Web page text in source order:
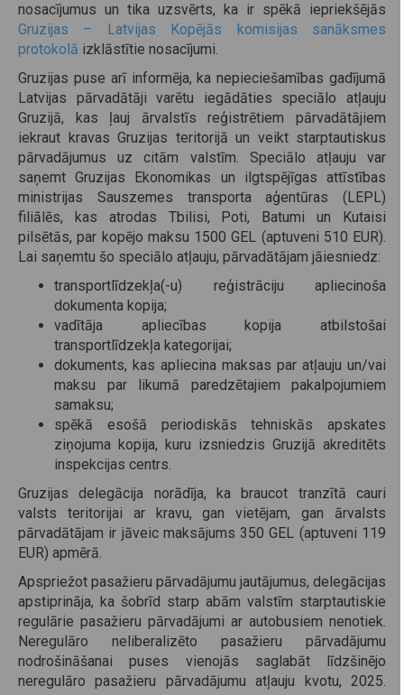
nosacījumus un tika uzsvērts, ka ir spēkā iepriekšējās
Gruzijas – Latvijas Kopējās komisijas sanāksmes
protokolā izklāstītie nosacījumi.
Gruzijas puse arī informēja, ka nepieciešamības gadījumā
Latvijas pārvadātāji varētu iegādāties speciālo atļauju
Gruzijā, kas ļauj ārvalstīs reģistrētiem pārvadātājiem
iekraut kravas Gruzijas teritorijā un veikt starptautiskus
pārvadājumus uz citām valstīm. Speciālo atļauju var
saņemt Gruzijas Ekonomikas un ilgtspējīgas attīstības
ministrijas Sauszemes transporta aģentūras (LEPL)
filiālēs, kas atrodas Tbilisi, Poti, Batumi un Kutaisi
pilsētās, par kopējo maksu 1500 GEL (aptuveni 510 EUR).
Lai saņemtu šo speciālo atļauju, pārvadātājam jāiesniedz:
transportlīdzekļa(-u) reģistrāciju apliecinoša
dokumenta kopija;
vadītāja apliecības kopija atbilstošai
transportlīdzekļa kategorijai;
dokuments, kas apliecina maksas par atļauju un/vai
maksu par likumā paredzētajiem pakalpojumiem
samaksu;
spēkā esošā periodiskās tehniskās apskates
ziņojuma kopija, kuru izsniedzis Gruzijā akreditēts
inspekcijas centrs.
Gruzijas delegācija norādīja, ka braucot tranzītā cauri
valsts teritorijai ar kravu, gan vietējam, gan ārvalsts
pārvadātājam ir jāveic maksājums 350 GEL (aptuveni 119
EUR) apmērā.
Apspriežot pasažieru pārvadājumu jautājumus, delegācijas
apstiprināja, ka šobrīd starp abām valstīm starptautiskie
regulārie pasažieru pārvadājumi ar autobusiem nenotiek.
Neregulāro neliberalizēto pasažieru pārvadājumu
nodrošināšanai puses vienojās saglabāt līdzšinējo
neregulāro pasažieru pārvadājumu atļauju kvotu, 2025.